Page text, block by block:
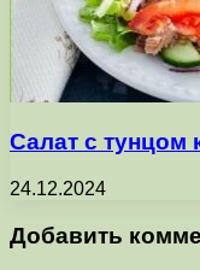
Салат с тунцом
24.12.2024
Добавить